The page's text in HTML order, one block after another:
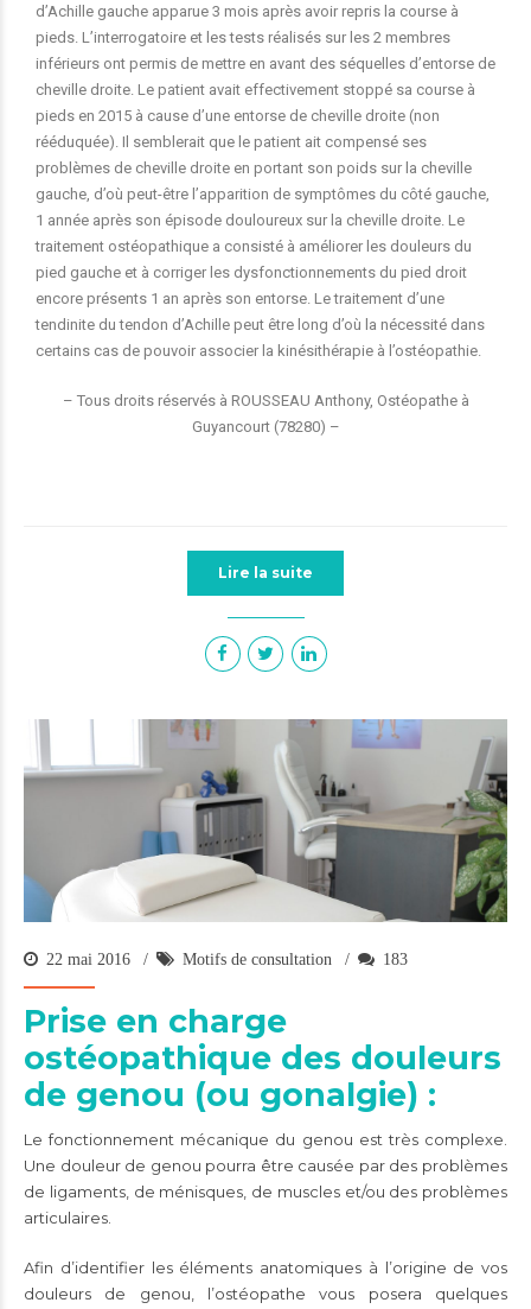
d’Achille gauche apparue 3 mois après avoir repris la course à
pieds. L’interrogatoire et les tests réalisés sur les 2 membres
inférieurs ont permis de mettre en avant des séquelles d’entorse de
cheville droite. Le patient avait effectivement stoppé sa course à
pieds en 2015 à cause d’une entorse de cheville droite (non
rééduquée). Il semblerait que le patient ait compensé ses
problèmes de cheville droite en portant son poids sur la cheville
gauche, d’où peut-être l’apparition de symptômes du côté gauche,
1 année après son épisode douloureux sur la cheville droite. Le
traitement ostéopathique a consisté à améliorer les douleurs du
pied gauche et à corriger les dysfonctionnements du pied droit
encore présents 1 an après son entorse. Le traitement d’une
tendinite du tendon d’Achille peut être long d’où la nécessité dans
certains cas de pouvoir associer la kinésithérapie à l’ostéopathie.
– Tous droits réservés à ROUSSEAU Anthony, Ostéopathe à
Guyancourt (78280) –
Lire la suite
22 mai 2016 Motifs de consultation 183
Prise en charge
ostéopathique des douleurs
de genou (ou gonalgie) :
Le fonctionnement mécanique du genou est très complexe.
Une douleur de genou pourra être causée par des problèmes
de ligaments, de ménisques, de muscles et/ou des problèmes
articulaires.
Afin d’identifier les éléments anatomiques à l’origine de vos
douleurs de genou, l’ostéopathe vous posera quelques